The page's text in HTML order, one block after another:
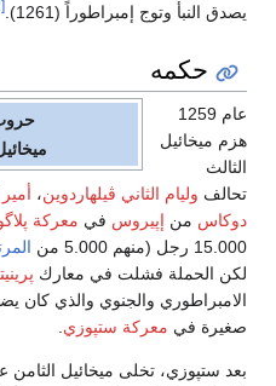
النبأ وتوج إمبراطوراً (1261).
حكمه
ميخائيل
عام 1259
ميخائيل
وليام الثاني ڤيلهاردوين، أمير آخيا،
منإپيروسفيمعركة پلاگونيا
5.000 من
المرتزقة
الحملة فشلت في معارك پرينيتزا ،
فيمعركة ستپوزي.